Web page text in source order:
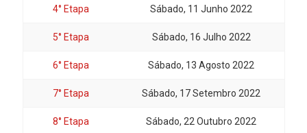
4° Etapa Sábado, 11 Junho 2022
5° Etapa Sábado, 16 Julho 2022
6° Etapa Sábado, 13 Agosto 2022
7° Etapa Sábado, 17 Setembro 2022
8° Etapa Sábado, 22 Outubro 2022